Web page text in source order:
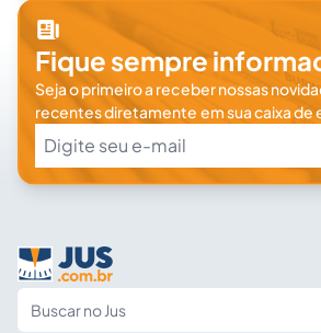
Fique sempre
Seja o primeiro a receber nossas
recentes diretamente em sua caixa de